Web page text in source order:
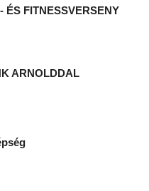
ÉS FITNESSVERSENY
ARNOLDDAL